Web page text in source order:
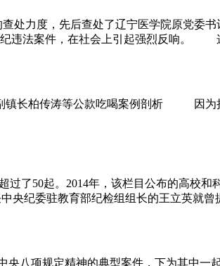
力度，先后查处了辽宁医学院原党委书
违法案件，在社会上引起强烈反响。
长柏传涛等公款吃喝案例剖析 因为
50起。2014年，该栏目公布的高校和
纪委驻教育部纪检组组长的王立英就曾
规定精神的典型案件，下为其中一起